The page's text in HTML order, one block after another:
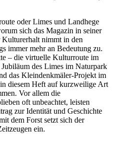
oder Limes und Landhege
sich das Magazin in seiner
Kulturerhalt nimmt in den
immer mehr an Bedeutung zu.
– die virtuelle Kulturroute im
des Limes im Naturpark
das Kleindenkmäler-Projekt im
diesem Heft auf kurzweilige Art
Vor allem die
oft unbeachtet, leisten
zur Identität und Geschichte
dem Forst setzt sich der
ein.